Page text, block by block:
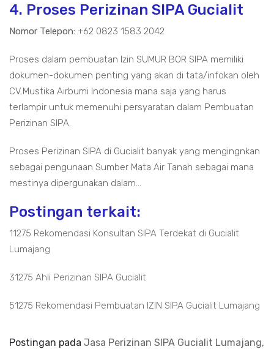
4. Proses Perizinan SIPA Gucialit
Nomor Telepon: +62 0823 1583 2042
Proses dalam pembuatan Izin SUMUR BOR SIPA memiliki
dokumen-dokumen penting yang akan di tata/infokan oleh
CV.Mustika Airbumi Indonesia mana saja yang harus
terlampir untuk memenuhi persyaratan dalam Pembuatan
Perizinan SIPA.
Proses Perizinan SIPA di Gucialit banyak yang mengingnkan
sebagai pengunaan Sumber Mata Air Tanah sebagai mana
mestinya dipergunakan dalam...
Postingan terkait:
11275 Rekomendasi Konsultan SIPA Terdekat di Gucialit
Lumajang
31275 Ahli Perizinan SIPA Gucialit
51275 Rekomendasi Pembuatan IZIN SIPA Gucialit Lumajang
Postingan pada Jasa Perizinan SIPA Gucialit Lumajang,